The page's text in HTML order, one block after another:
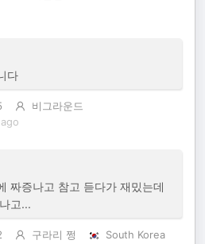
다
비그라운드
짜증나고 참고 듣다가 재밌는데
고...
구라리 쩡
South Korea